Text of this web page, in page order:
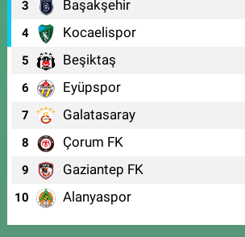
3 Başakşehir
4 Kocaelispor
5 Beşiktaş
6 Eyüpspor
7 Galatasaray
8 Çorum FK
9 Gaziantep FK
10 Alanyaspor